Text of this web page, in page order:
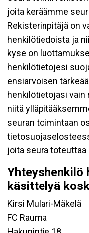
joita keräämme
Rekisterinpitäjä on
henkilötiedoista ja
kyse on
henkilötietojesi
ensiarvoisen
henkilötietojasi vain
niitä
seuran toimintaan
joita seura
Yhteyshenkilö
käsittelyä
Kirsi Mulari-Mäkelä
FC Rauma